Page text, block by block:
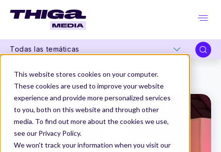
This website stores cookies on your computer.
These cookies are used to improve your website
experience and provide more personalized services
to you, both on this website and through other
media. To find out more about the cookies we use,
see our Privacy Policy.
We won't track your information when you visit our
Todas las temáticas
Thiga Media
Product Management